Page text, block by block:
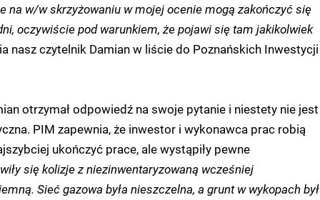
na w/w skrzyżowaniu w mojej ocenie mogą zakończyć się
oczywiście pod warunkiem, że pojawi się tam jakikolwiek
nasz czytelnik Damian w liście do Poznańskich Inwestycji
otrzymał odpowiedź na swoje pytanie i niestety nie jest
PIM zapewnia, że inwestor i wykonawca prac robią
ukończyć prace, ale wystąpiły pewne
się kolizje z niezinwentaryzowaną wcześniej
Sieć gazowa była nieszczelna, a grunt w wykopach był